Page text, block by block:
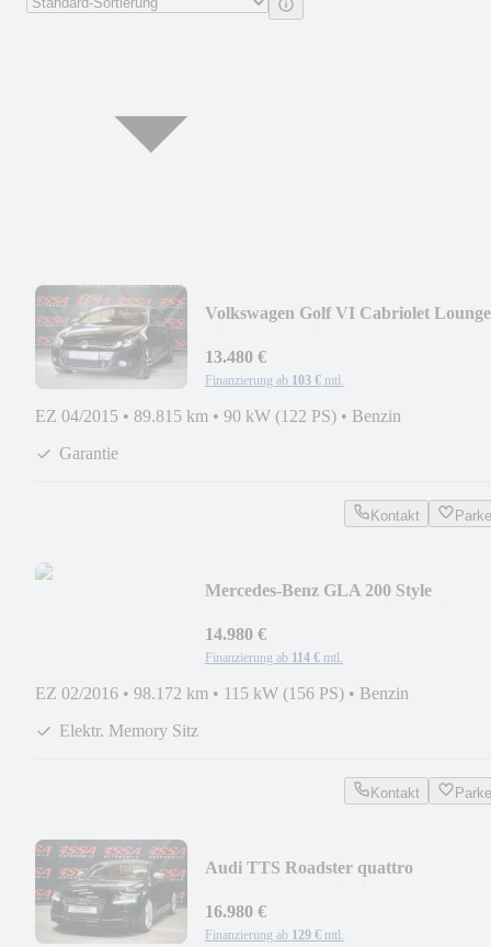
Volkswagen Golf VI Cabriolet Lounge
13.480 €
Finanzierung ab 103 € mtl.
EZ 04/2015 • 89.815 km • 90 kW (122 PS) • Benzin
Garantie
Kontakt
Mercedes-Benz GLA 200 Style
14.980 €
Finanzierung ab 114 € mtl.
EZ 02/2016 • 98.172 km • 115 kW (156 PS) • Benzin
Elektr. Memory Sitz
Kontakt
Audi TTS Roadster quattro
16.980 €
Finanzierung ab 129 € mtl.